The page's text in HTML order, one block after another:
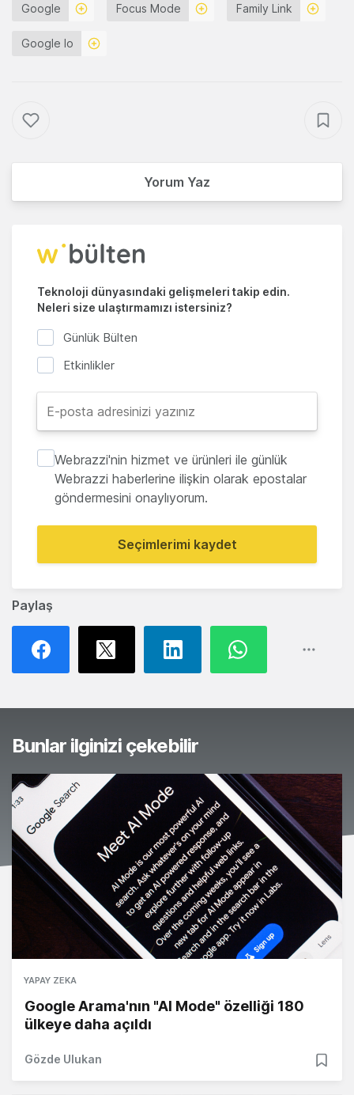
Paylaş
Google Focus Mode Family Link
Google Io
Yorum Yaz
Teknoloji dünyasındaki gelişmeleri takip edin.
Neleri size ulaştırmamızı istersiniz?
Günlük Bülten
Etkinlikler
Webrazzi'nin hizmet ve ürünleri ile günlük
Webrazzi haberlerine ilişkin olarak epostalar
göndermesini onaylıyorum.
Seçimlerimi kaydet
Bunlar ilginizi çekebilir
YAPAY ZEKA
Google Arama'nın "AI Mode" özelliği 180
ülkeye daha açıldı
Gözde Ulukan